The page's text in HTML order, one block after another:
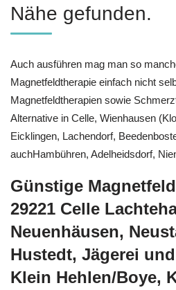
Nähe gefunden.
Auch ausführen mag man so
Magnetfeldtherapie einfach nicht
Magnetfeldtherapien sowie
Alternative in Celle, Wienhausen
Eicklingen, Lachendorf,
auchHambühren, Adelheidsdorf,
Günstige
29221 Celle
Neuenhäusen,
Hustedt, Jägerei
Klein Hehlen/Boye,